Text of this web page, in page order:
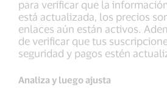
para verificar que la
está actualizada, los precios
enlaces aún están activos.
de verificar que tus
seguridad y pagos estén
Analiza y luego ajusta